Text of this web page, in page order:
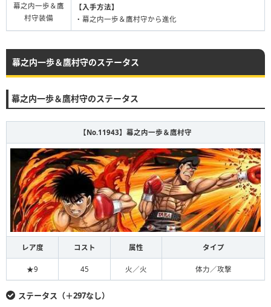
幕之内一歩＆鷹
村守装備
【入手方法】
・幕之内一歩＆鷹村守から進化
幕之内一歩＆鷹村守のステータス
幕之内一歩＆鷹村守のステータス
【No.11943】幕之内一歩＆鷹村守
レア度 コスト 属性 タイプ
★9 45 火／火 体力／攻撃
ステータス（＋297なし）